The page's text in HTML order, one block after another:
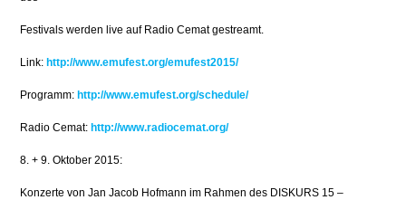
Festivals werden live auf Radio Cemat gestreamt.
Link: http://www.emufest.org/emufest2015/
Programm: http://www.emufest.org/schedule/
Radio Cemat: http://www.radiocemat.org/
8. + 9. Oktober 2015:
Konzerte von Jan Jacob Hofmann im Rahmen des DISKURS 15 –